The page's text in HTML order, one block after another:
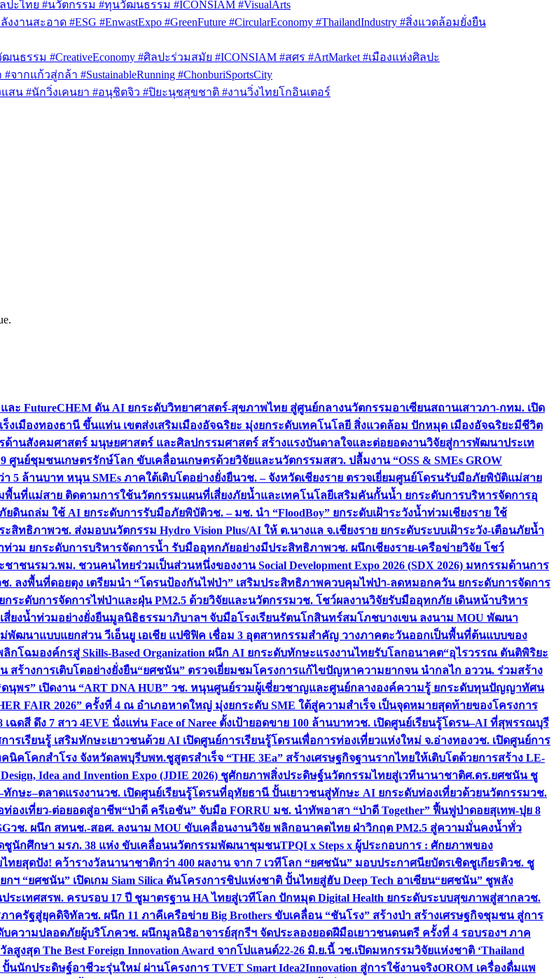
ปะไทย #นวัตกรรม #ทุนวัฒนธรรม #ICONSIAM #VisualArts
นสะอาด #ESG #EnwastExpo #GreenFuture #CircularEconomy #ThailandIndustry #สิ่งแวดล้อมยั่งยืน
ฒนธรรม #CreativeEconomy #ศิลปะร่วมสมัย #ICONSIAM #สศร #ArtMarket #เมืองแห่งศิลปะ
ากแก้วสู่กล้า #SustainableRunning #ChonburiSportsCity
งแสน #นักวิ่งเคนยา #อนุชิตจิว #ปิยะนุชสุขชาติ #งานวิ่งไทยโกอินเตอร์
และ FutureCHEM ดัน AI ยกระดับวิทยาศาสตร์-สุขภาพไทย สู่ศูนย์กลางนวัตกรรมอาเซียนสถานเสาวภา-กทม. เปิด
งเมืองทองธานี ขึ้นแท่น เขตส่งเสริมเมืองอัจฉริยะ มุ่งยกระดับเทคโนโลยี สิ่งแวดล้อม ปักหมุด เมืองอัจฉริยะมีชีวิต
านสังคมศาสตร์ มนุษยศาสตร์ และศิลปกรรมศาสตร์ สร้างแรงบันดาลใจและต่อยอดงานวิจัยสู่การพัฒนาประเท
ศูนย์ชุมชนเกษตรรักษ์โลก ขับเคลื่อนเกษตรด้วยวิจัยและนวัตกรรมสสว. ปลื้มงาน “OSS & SMEs GROW
5 ล้านบาท หนุน SMEs ภาคใต้เติบโตอย่างยั่งยืนวช. – จังหวัดเชียงราย ตรวจเยี่ยมศูนย์โดรนรับมือภัยพิบัติแม่สาย
มพื้นที่แม่สาย ติดตามการใช้นวัตกรรมแผนที่เสี่ยงภัยน้ำและเทคโนโลยีเสริมคันกั้นน้ำ ยกระดับการบริหารจัดการอุ
ยดินถล่ม ใช้ AI ยกระดับการรับมือภัยพิบัติวช. – มช. นำ “FloodBoy” ยกระดับเฝ้าระวังน้ำท่วมเชียงราย ใช้
ะสิทธิภาพวช. ส่งมอบนวัตกรรม Hydro Vision Plus/AI ให้ ต.นางแล จ.เชียงราย ยกระดับระบบเฝ้าระวัง-เตือนภัยน้ำ
ท่วม ยกระดับการบริหารจัดการน้ำ รับมืออุทกภัยอย่างมีประสิทธิภาพวช. ผนึกเชียงราย-เครือข่ายวิจัย โชว์
ชาชนรมว.พม. ชวนคนไทยร่วมเป็นส่วนหนึ่งของงาน Social Development Expo 2026 (SDX 2026) มหกรรมด้านการ
. ลงพื้นที่ดอยตุง เตรียมนำ “โดรนป้องกันไฟป่า” เสริมประสิทธิภาพควบคุมไฟป่า-ลดหมอกควัน ยกระดับการจัดการ
ระดับการจัดการไฟป่าและฝุ่น PM2.5 ด้วยวิจัยและนวัตกรรมวช. โชว์ผลงานวิจัยรับมืออุทกภัย เดินหน้าบริหาร
ยงน้ำท่วมอย่างยั่งยืนมูลนิธิธรรมาภิบาลฯ จับมือโรงเรียนรัตนโกสินทร์สมโภชบางเขน ลงนาม MOU พัฒนา
ม่พัฒนาแบบแยกส่วน วีเอ็นยู เอเชีย แปซิฟิค เชื่อม 3 อุตสาหกรรมสำคัญ วางภาคตะวันออกเป็นพื้นที่ต้นแบบของ
พลิกโฉมองค์กรสู่ Skills-Based Organization ผนึก AI ยกระดับทักษะแรงงานไทยรับโลกอนาคต“อุไรวรรณ ตันติพิริยะ
สร้างการเติบโตอย่างยั่งยืน“ยศชนัน” ตรวจเยี่ยมชมโครงการแก้ไขปัญหาความยากจน นำกลไก อววน. ร่วมสร้าง
ดนุพร” เปิดงาน “ART DNA HUB” วช. หนุนศูนย์รวมผู้เชี่ยวชาญและศูนย์กลางองค์ความรู้ ยกระดับทุนปัญญาทัศน
FAIR 2026” ครั้งที่ 4 ณ อำเภอหาดใหญ่ มุ่งยกระดับ SME ใต้สู่ความสำเร็จ เป็นจุดหมายสุดท้ายของโครงการ
เฉดสี ดึง 7 สาว 4EVE นั่งแท่น Face of Naree ตั้งเป้ายอดขาย 100 ล้านบาทวช. เปิดศูนย์เรียนรู้โดรน–AI ที่สุพรรณบุรี
ารเรียนรู้ เสริมทักษะเยาวชนด้วย AI เปิดศูนย์การเรียนรู้โดรนเพื่อการท่องเที่ยวแห่งใหม่ จ.อ่างทองวช. เปิดศูนย์การ
คนิคโคกสำโรง จังหวัดลพบุรีบพท.ชูสูตรสำเร็จ “THE 3Ea” สร้างเศรษฐกิจฐานรากไทยให้เติบโตด้วยการสร้าง LE-
Idea and Invention Expo (JDIE 2026) ชูศักยภาพสิ่งประดิษฐ์นวัตกรรมไทยสู่เวทีนานาชาติศ.ดร.ยศชนัน ชู
ทักษะ–ตลาดแรงงานวช. เปิดศูนย์เรียนรู้โดรนที่อุทัยธานี ปั้นเยาวชนสู่ทักษะ AI ยกระดับท่องเที่ยวด้วยนวัตกรรมวช.
องเที่ยว-ต่อยอดสู่อาชีพ“ป่าดี ครีเอชัน” จับมือ FORRU มช. นำทัพอาสา “ป่าดี Together” ฟื้นฟูป่าดอยสุเทพ-ปุย 8
วช. ผนึก สทนช.-สอศ. ลงนาม MOU ขับเคลื่อนงานวิจัย พลิกอนาคตไทย ฝ่าวิกฤต PM2.5 สู่ความมั่นคงน้ำทั่ว
ชูนักศึกษา มรภ. 38 แห่ง ขับเคลื่อนนวัตกรรมพัฒนาชุมชนTPQI x Steps x ผู้ประกอบการ : ศักยภาพของ
ทยสุดปัง! คว้ารางวัลนานาชาติกว่า 400 ผลงาน จาก 7 เวทีโลก “ยศชนัน” มอบประกาศนียบัตรเชิดชูเกียรติวช. ชู
กฯ “ยศชนัน” เปิดเกม Siam Silica ดันโครงการชิปแห่งชาติ ปั้นไทยสู่ฮับ Deep Tech อาเซียน“ยศชนัน” ชูพลัง
ระเทศสรพ. ครบรอบ 17 ปี ชูมาตรฐาน HA ไทยสู่เวทีโลก ปักหมุด Digital Health ยกระดับระบบสุขภาพสู่สากลวช.
ภาครัฐสู่ยุคดิจิทัลวช. ผนึก 11 ภาคีเครือข่าย Big Brothers ขับเคลื่อน “ชันโรง” สร้างป่า สร้างเศรษฐกิจชุมชน สู่การ
บความปลอดภัยผู้บริโภควช. ผนึกมูลนิธิอาจารย์สุกรีฯ จัดประลองยอดฝีมือเยาวชนดนตรี ครั้งที่ 4 รอบรองฯ ภาค
งสุด The Best Foreign Innovation Award จากโปแลนด์22-26 มิ.ย.นี้ วช.เปิดมหกรรมวิจัยแห่งชาติ ‘Thailand
นนักประดิษฐ์อาชีวะรุ่นใหม่ ผ่านโครงการ TVET Smart Idea2Innovation สู่การใช้งานจริงOROM เครื่องดื่มแพ